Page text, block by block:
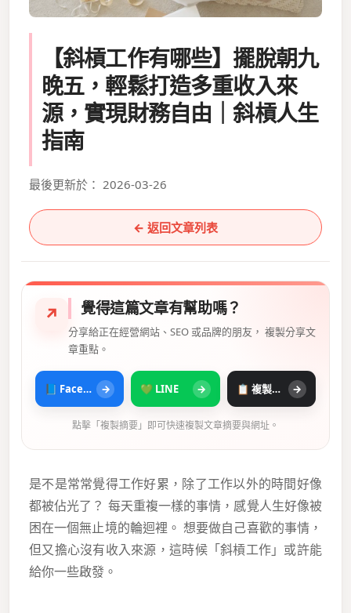
【斜槓工作有哪些】擺脫朝九
晚五，輕鬆打造多重收入來
源，實現財務自由｜斜槓人生
指南
最後更新於： 2026-03-26
← 返回文章列表
↗ 覺得這篇文章有幫助嗎？
分享給正在經營網站、SEO 或品牌的朋友， 複製分享文
章重點。
📘 Facebook → 💚 LINE → 📋 複製摘要 →
點擊「複製摘要」即可快速複製文章摘要與網址。
是不是常常覺得工作好累，除了工作以外的時間好像
都被佔光了？ 每天重複一樣的事情，感覺人生好像被
困在一個無止境的輪迴裡。 想要做自己喜歡的事情，
但又擔心沒有收入來源，這時候「斜槓工作」或許能
給你一些啟發。